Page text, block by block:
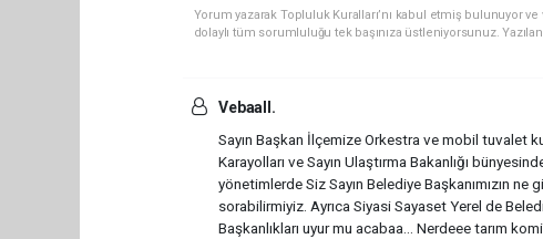
Yorum yazarak Topluluk Kuralları’nı kabul etmiş bulunuyor
dolaylı tüm sorumluluğu tek başınıza üstleniyorsunuz.
Vebaall.
Sayın Başkan İlçemize Orkestra ve mobil tuvalet
Karayolları ve Sayın Ulaştırma Bakanlığı
yönetimlerde Siz Sayın Belediye Başkanımızın
sorabilirmiyiz. Ayrıca Siyasi Sayaset Yerel de
Başkanlıkları uyur mu acabaa... Nerdeee tarım